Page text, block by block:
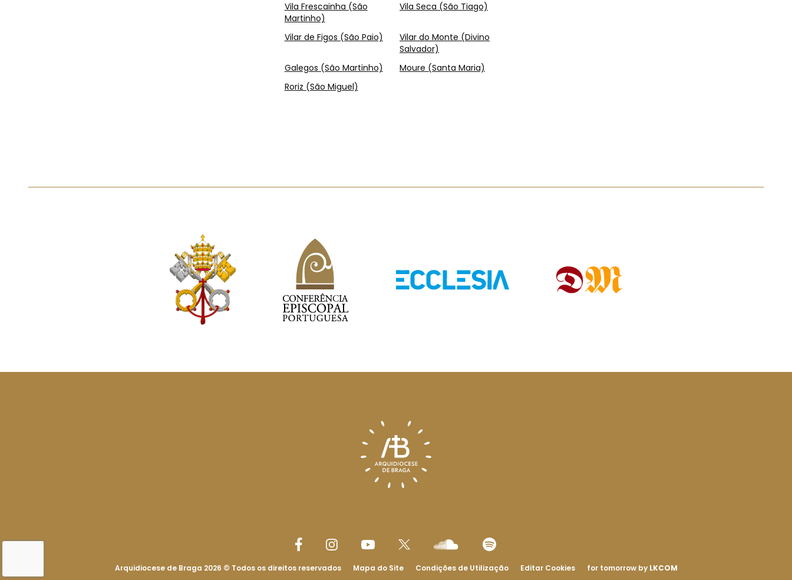
Vila Frescainha (São
Martinho)
Vila Seca (São Tiago)
Vilar de Figos (São Paio)
Vilar do Monte (Divino
Salvador)
Galegos (São Martinho)
Moure (Santa Maria)
Roriz (São Miguel)
Arquidiocese de Braga 2026 © Todos os direitos reservados Mapa do Site Condições de Utilização Editar Cookies for tomorrow by LKCOM